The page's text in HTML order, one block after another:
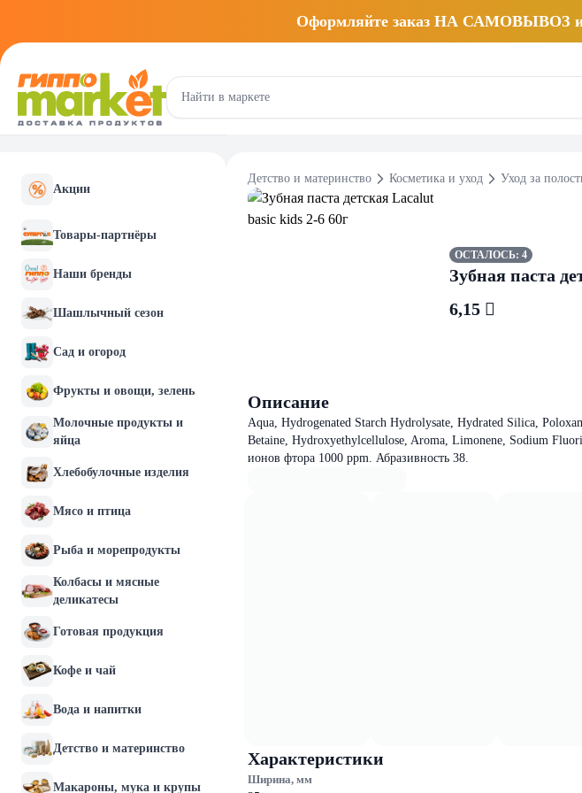
Оформляйте заказ НА САМОВЫВОЗ
Акции
Товары-партнёры
Наши бренды
Шашлычный сезон
Сад и огород
Фрукты и овощи, зелень
Молочные продукты и
яйца
Хлебобулочные изделия
Мясо и птица
Рыба и морепродукты
Колбасы и мясные
деликатесы
Готовая продукция
Кофе и чай
Вода и напитки
Детство и материнство
Макароны, мука и крупы
Детство и материнство Косметика и уход Уход за
ОСТАЛОСЬ: 4
Зубная паста
6,15 
Описание
Aqua, Hydrogenated Starch Hydrolysate, Hydrated Silica,
Betaine, Hydroxyethylcellulose, Aroma, Limonene, Sodium
ионов фтора 1000 ppm. Абразивность 38.
Характеристики
Ширина, мм